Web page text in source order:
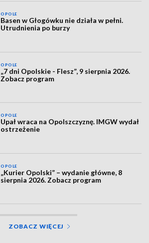
OPOLE
Basen w Głogówku nie działa w pełni.
Utrudnienia po burzy
OPOLE
„7 dni Opolskie - Flesz”, 9 sierpnia 2026.
Zobacz program
OPOLE
Upał wraca na Opolszczyznę. IMGW wydał
ostrzeżenie
OPOLE
„Kurier Opolski” – wydanie główne, 8
sierpnia 2026. Zobacz program
ZOBACZ WIĘCEJ